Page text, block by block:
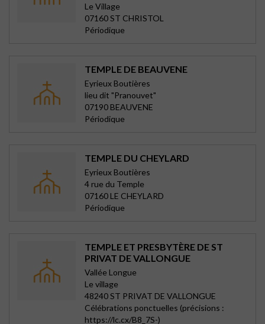
Le Village
07160 ST CHRISTOL
Périodique
TEMPLE DE BEAUVENE
Eyrieux Boutières
lieu dit "Pranouvet"
07190 BEAUVENE
Périodique
TEMPLE DU CHEYLARD
Eyrieux Boutières
4 rue du Temple
07160 LE CHEYLARD
Périodique
TEMPLE ET PRESBYTÈRE DE ST
PRIVAT DE VALLONGUE
Vallée Longue
Le village
48240 ST PRIVAT DE VALLONGUE
Célébrations ponctuelles (précisions :
https://lc.cx/B8_7S-)